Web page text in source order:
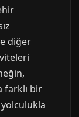
diğer
farklı bir